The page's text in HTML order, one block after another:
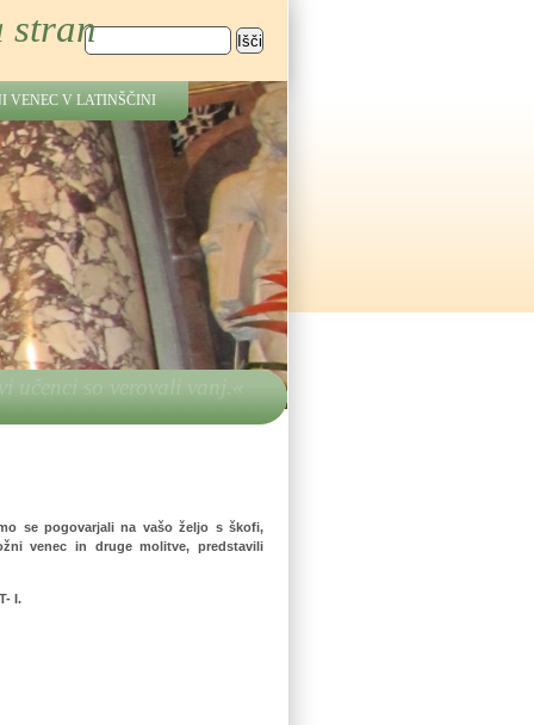
Iskalnik
Išči
stran
VENEC V LATINŠČINI
glas v tvojem domu.
se pogovarjali na vašo željo s škofi,
venec in druge molitve, predstavili
I.